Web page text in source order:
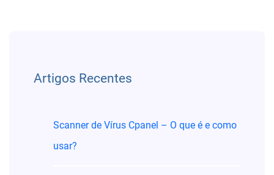
Artigos Recentes
Scanner de Vírus Cpanel – O que é e como
usar?